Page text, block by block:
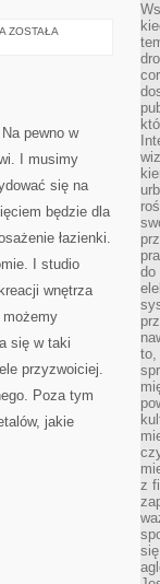
BUDOWA
ZOSTAŁA
pewno w
I musimy
się na
będzie dla
łazienki.
I studio
wnętrza
się w taki
przyzwoiciej.
Poza tym
jakie
do
to,
z